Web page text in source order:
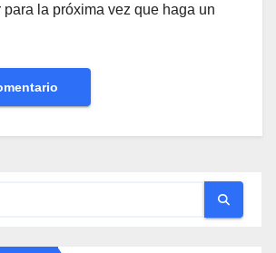
la próxima vez que haga un